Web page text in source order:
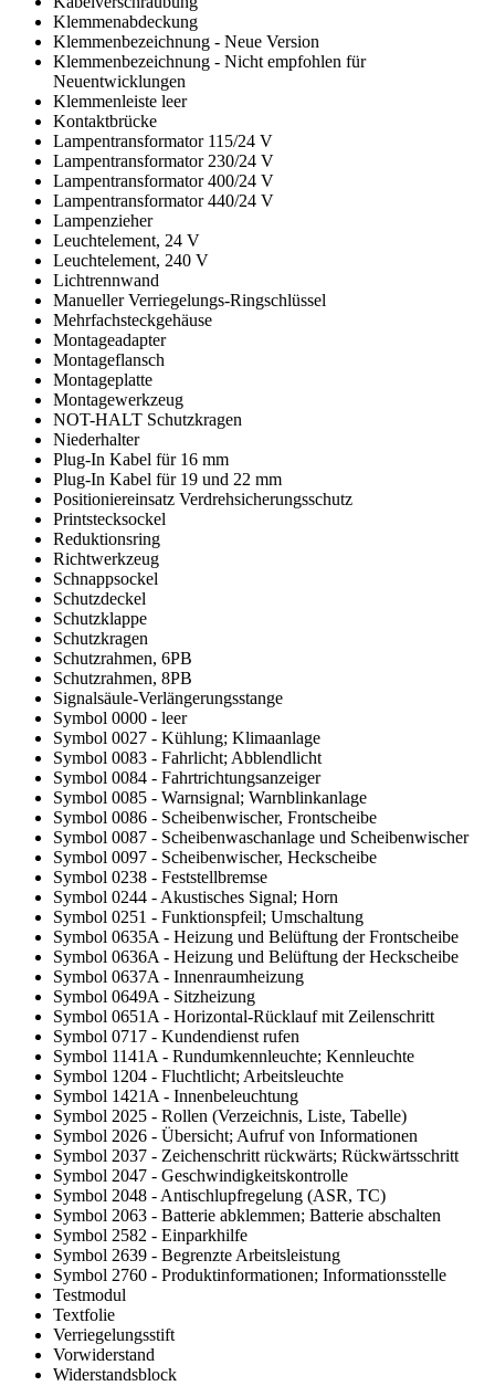
Klemmenabdeckung
Klemmenbezeichnung - Neue Version
Klemmenbezeichnung - Nicht empfohlen für
Neuentwicklungen
Klemmenleiste leer
Kontaktbrücke
Lampentransformator 115/24 V
Lampentransformator 230/24 V
Lampentransformator 400/24 V
Lampentransformator 440/24 V
Lampenzieher
Leuchtelement, 24 V
Leuchtelement, 240 V
Lichtrennwand
Manueller Verriegelungs-Ringschlüssel
Mehrfachsteckgehäuse
Montageadapter
Montageflansch
Montageplatte
Montagewerkzeug
NOT-HALT Schutzkragen
Niederhalter
Plug-In Kabel für 16 mm
Plug-In Kabel für 19 und 22 mm
Positioniereinsatz Verdrehsicherungsschutz
Printstecksockel
Reduktionsring
Richtwerkzeug
Schnappsockel
Schutzdeckel
Schutzklappe
Schutzkragen
Schutzrahmen, 6PB
Schutzrahmen, 8PB
Signalsäule-Verlängerungsstange
Symbol 0000 - leer
Symbol 0027 - Kühlung; Klimaanlage
Symbol 0083 - Fahrlicht; Abblendlicht
Symbol 0084 - Fahrtrichtungsanzeiger
Symbol 0085 - Warnsignal; Warnblinkanlage
Symbol 0086 - Scheibenwischer, Frontscheibe
Symbol 0087 - Scheibenwaschanlage und Scheibenwischer
Symbol 0097 - Scheibenwischer, Heckscheibe
Symbol 0238 - Feststellbremse
Symbol 0244 - Akustisches Signal; Horn
Symbol 0251 - Funktionspfeil; Umschaltung
Symbol 0635A - Heizung und Belüftung der Frontscheibe
Symbol 0636A - Heizung und Belüftung der Heckscheibe
Symbol 0637A - Innenraumheizung
Symbol 0649A - Sitzheizung
Symbol 0651A - Horizontal-Rücklauf mit Zeilenschritt
Symbol 0717 - Kundendienst rufen
Symbol 1141A - Rundumkennleuchte; Kennleuchte
Symbol 1204 - Fluchtlicht; Arbeitsleuchte
Symbol 1421A - Innenbeleuchtung
Symbol 2025 - Rollen (Verzeichnis, Liste, Tabelle)
Symbol 2026 - Übersicht; Aufruf von Informationen
Symbol 2037 - Zeichenschritt rückwärts; Rückwärtsschritt
Symbol 2047 - Geschwindigkeitskontrolle
Symbol 2048 - Antischlupfregelung (ASR, TC)
Symbol 2063 - Batterie abklemmen; Batterie abschalten
Symbol 2582 - Einparkhilfe
Symbol 2639 - Begrenzte Arbeitsleistung
Symbol 2760 - Produktinformationen; Informationsstelle
Testmodul
Textfolie
Verriegelungsstift
Vorwiderstand
Widerstandsblock